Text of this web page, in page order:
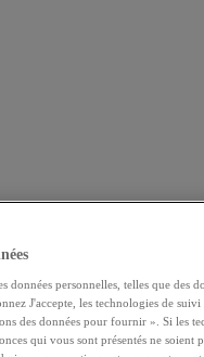
données personnelles, telles que des
J'accepte, les technologies de
des données pour fournir ». Si les
qui vous sont présentés ne soient